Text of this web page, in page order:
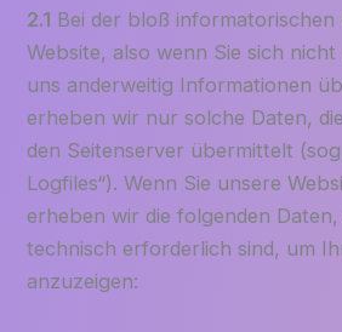
2.1 Bei der bloß
Website, also wenn Sie sich
uns anderweitig Informationen
erheben wir nur solche Daten,
den Seitenserver übermittelt
Logfiles“). Wenn Sie unsere
erheben wir die folgenden
technisch erforderlich sind, um
anzuzeigen: